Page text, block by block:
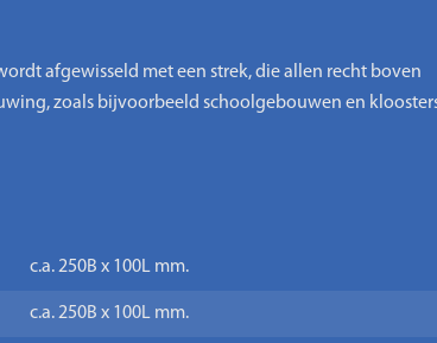
afgewisseld met een strek, die allen recht boven
zoals bijvoorbeeld schoolgebouwen en
c.a. 250B x 100L mm.
c.a. 250B x 100L mm.